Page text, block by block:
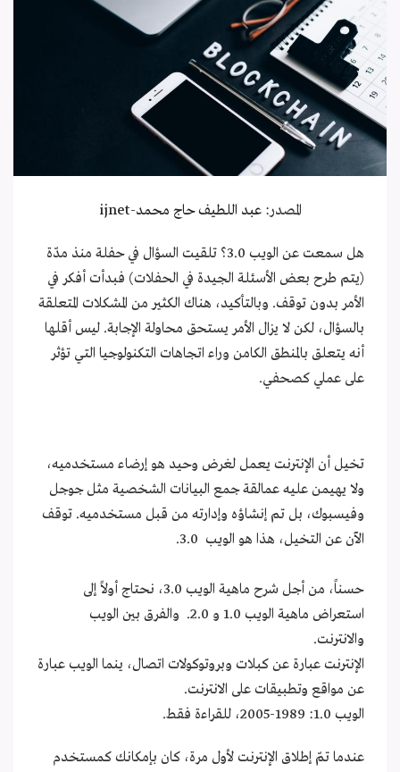
المصدر:عبد اللطيف حاج محمد-
ijnet
هل سمعت عن الويب 3.0؟ تلقيت السؤال في حفلة منذ مدّة
(يتم طرح بعض الأسئلة الجيدة في الحفلات) فبدأت أفكر في
الأمر بدون توقف. وبالتأكيد، هناك الكثير من المشكلات المتعلقة
بالسؤال، لكن لا يزال الأمر يستحق محاولة الإجابة. ليس أقلها
أنه يتعلق بالمنطق الكامن وراء اتجاهات التكنولوجيا التي تؤثر
على عملي كصحفي.
تخيل أن الإنترنت يعمل لغرض وحيد هو إرضاء مستخدميه،
ولا يهيمن عليه عمالقة جمع البيانات الشخصية مثل جوجل
وفيسبوك، بل تم إنشاؤه وإدارته من قبل مستخدميه. توقف
الآن عن التخيل، هذا هو الويب 3.0.
حسناً، من أجل شرح ماهية الويب 3.0، نحتاج أولاً إلى
استعراض ماهية الويب 1.0 و 2.0. والفرق بين الويب
والانترنت.
الإنترنت عبارة عن كبلات وبروتوكولات اتصال، ينما الويب عبارة
عن مواقع وتطبيقات على الانترنت.
الويب 1.0: 1989-2005، للقراءة فقط.
عندما تمّ إطلاق الإنترنت لأول مرة، كان بإمكانك كمستخدم